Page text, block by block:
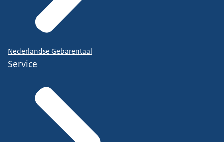
Nederlandse Gebarentaal
Service